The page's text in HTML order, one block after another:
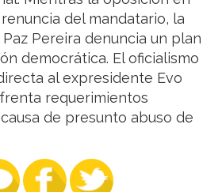
del mandatario, la
Pereira denuncia un plan
democrática. El oficialismo
al expresidente Evo
requerimientos
de presunto abuso de